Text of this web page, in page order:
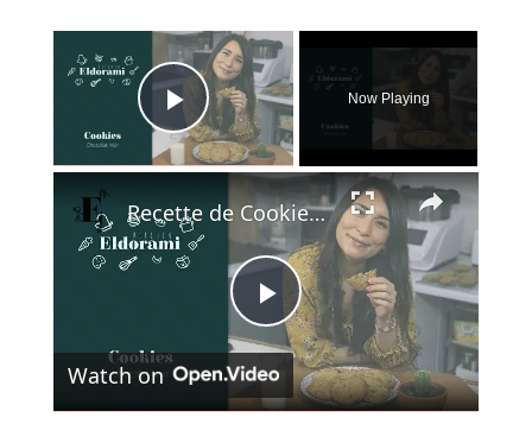
×
Play Video
Now Playing
×
Play
Video
Recette de Cookies au Chocolat Noir | Idée Goûter du Confinement
Watch on